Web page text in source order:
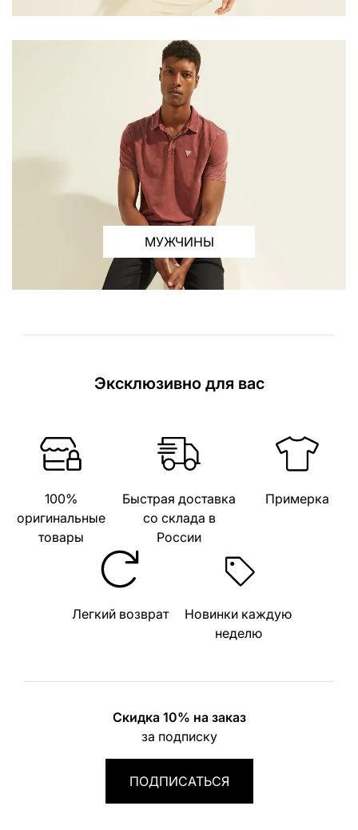
МУЖЧИНЫ
Эксклюзивно для вас
100%
оригинальные
товары
Быстрая доставка
со склада в
России
Примерка
Легкий возврат
Новинки каждую
неделю
Скидка 10% на заказ
за подписку
ПОДПИСАТЬСЯ